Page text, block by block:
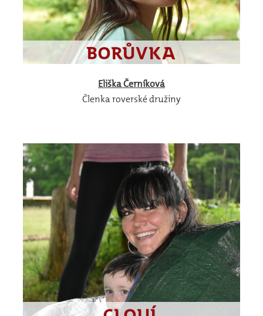
EliškaČerníková
Členka roverské družiny